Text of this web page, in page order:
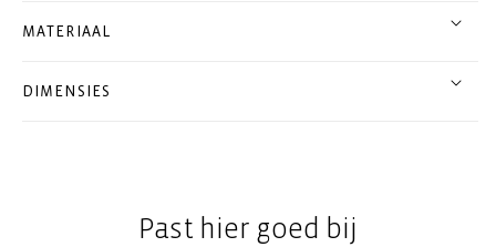
MATERIAAL
DIMENSIES
Past hier goed bij